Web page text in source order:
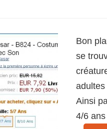
Bon
se
adultes
Ainsi
4/6